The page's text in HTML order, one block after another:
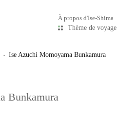
À propos d'Ise-Shima
Thème de voyage
Ise Azuchi Momoyama Bunkamura
Bunkamura